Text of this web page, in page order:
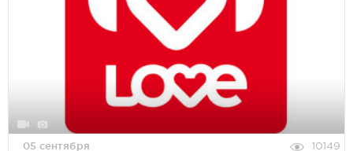
05 сентября 10149